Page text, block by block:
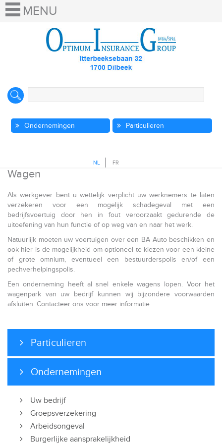
Particulieren
Ondernemingen
NL FR
Wagen
Als werkgever bent u wettelijk verplicht uw werknemers te laten
verzekeren voor een mogelijk schadegeval met een
bedrijfsvoertuig door hen in fout veroorzaakt gedurende de
uitoefening van hun functie of op weg van en naar het werk.
Natuurlijk moeten uw voertuigen over een BA Auto beschikken en
ook hier is de mogelijkheid om optioneel te kiezen voor een kleine
of grote omnium, eventueel een bestuurderspolis en/of een
pechverhelpingspolis.
Een onderneming heeft al snel enkele wagens lopen. Voor het
wagenpark van uw bedrijf kunnen wij bijzondere voorwaarden
afsluiten. Contacteer ons voor meer informatie.
Particulieren
Ondernemingen
Uw bedrijf
Groepsverzekering
Arbeidsongeval
Burgerlijke aansprakelijkheid